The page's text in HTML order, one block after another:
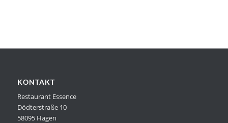
KONTAKT
Restaurant Essence
Dödterstraße 10
58095 Hagen